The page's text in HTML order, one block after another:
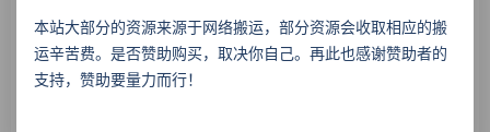
小孟网络技术交流分享»1643批量幻化多功能工具
本站大部分的资源来源于网络搬运，部分资源会收取相应的搬
运辛苦费。是否赞助购买，取决你自己。再此也感谢赞助者的
支持，赞助要量力而行！